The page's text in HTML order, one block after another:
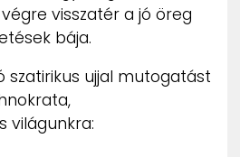
ARCHÍVUM
visszatér a jó öreg
bája.
szatirikus ujjal mutogatást
világunkra: